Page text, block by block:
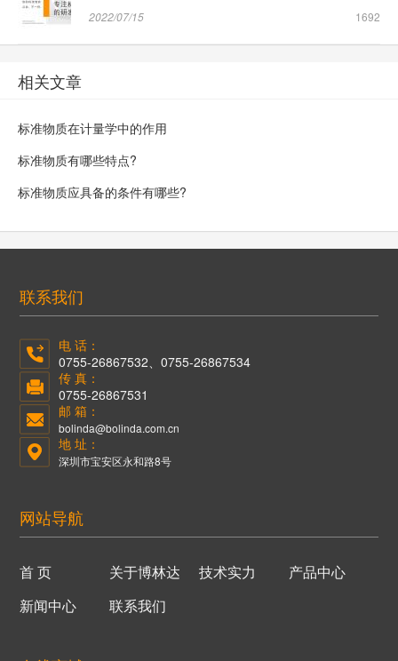
2022/07/15 1692
相关文章
标准物质在计量学中的作用
标准物质有哪些特点?
标准物质应具备的条件有哪些?
联系我们
电 话：
0755-26867532、0755-26867534
传 真：
0755-26867531
邮 箱：
bolinda@bolinda.com.cn
地 址：
深圳市宝安区永和路8号
网站导航
首 页 关于博林达 技术实力
产品中心
新闻中心
联系我们